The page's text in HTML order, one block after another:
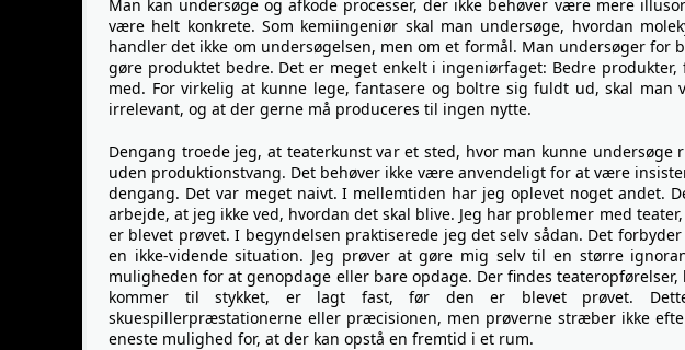
Man kan undersøge og afkode processer, der ikke behøver være mere
være helt konkrete. Som kemiingeniør skal man undersøge, hvordan
handler det ikke om undersøgelsen, men om et formål. Man undersøger
gøre produktet bedre. Det er meget enkelt i ingeniørfaget: Bedre
med. For virkelig at kunne lege, fantasere og boltre sig fuldt ud, skal
irrelevant, og at der gerne må produceres til ingen nytte.
Dengang troede jeg, at teaterkunst var et sted, hvor man kunne
uden produktionstvang. Det behøver ikke være anvendeligt for at være
dengang. Det var meget naivt. I mellemtiden har jeg oplevet noget andet.
arbejde, at jeg ikke ved, hvordan det skal blive. Jeg har problemer med
er blevet prøvet. I begyndelsen praktiserede jeg det selv sådan. Det
en ikke-vidende situation. Jeg prøver at gøre mig selv til en større
muligheden for at genopdage eller bare opdage. Der findes
kommer til stykket, er lagt fast, før den er blevet prøvet.
skuespillerpræstationerne eller præcisionen, men prøverne stræber ikke
eneste mulighed for, at der kan opstå en fremtid i et rum.